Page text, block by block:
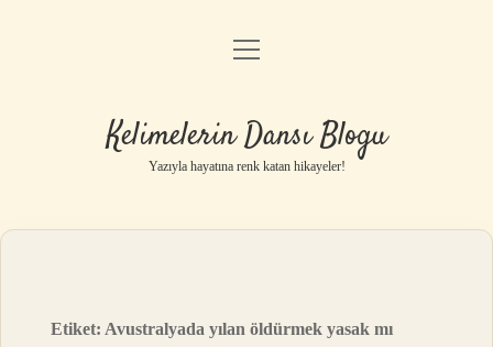
Anasayfa
Yasal Uyarı
menüyü
Kelimelerin Dansı Blogu
Yazıyla hayatına renk katan hikayeler!
Etiket: Avustralyada yılan öldürmek yasak mı